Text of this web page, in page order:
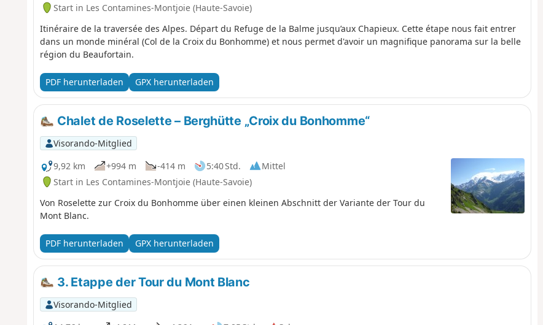
Start in Les Contamines-Montjoie (Haute-Savoie)
Itinéraire de la traversée des Alpes. Départ du Refuge de la Balme jusqu’aux Chapieux. Cette étape nous fait entrer
dans un monde minéral (Col de la Croix du Bonhomme) et nous permet d'avoir un magnifique panorama sur la belle
région du Beaufortain.
PDF herunterladen GPX herunterladen
Chalet de Roselette – Berghütte „Croix du Bonhomme“
Visorando-Mitglied
9,92 km
+994 m -414 m 5:40 Std.
Mittel
Start in Les Contamines-Montjoie (Haute-Savoie)
Von Roselette zur Croix du Bonhomme über einen kleinen Abschnitt der Variante der Tour du
Mont Blanc.
PDF herunterladen GPX herunterladen
3. Etappe der Tour du Mont Blanc
Visorando-Mitglied